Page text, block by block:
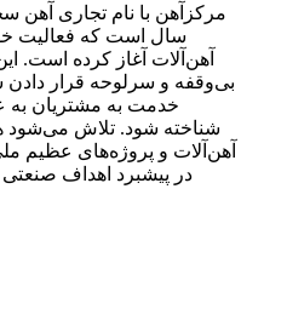
سال است که فعالیت
آهن‌آلات آغاز کرده است.
بی‌وقفه و سرلوحه قرار
خدمت به مشتریان به
شناخته شود. تلاش می‌شود
آهن‌آلات و پروژه‌های عظیم
در پیشبرد اهداف